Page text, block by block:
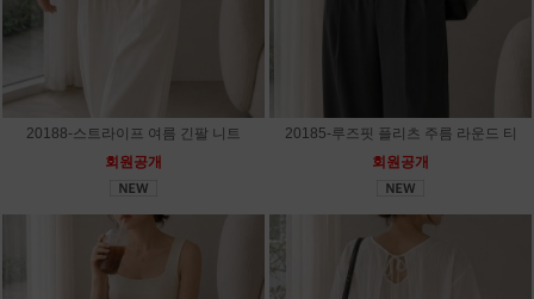
20188-스트라이프 여름 긴팔 니트
회원공개
20185-루즈핏 플리츠 주름 라운드 티
회원공개